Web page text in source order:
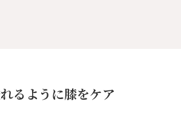
るように膝をケア